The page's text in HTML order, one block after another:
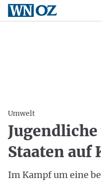
Umwelt
Staaten auf
Im Kampf um eine